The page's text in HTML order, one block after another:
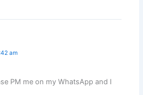
am
PM me on my WhatsApp and I